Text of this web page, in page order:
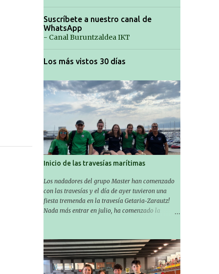
Suscríbete a nuestro canal de
WhatsApp
- Canal Buruntzaldea IKT
Los más vistos 30 días
Inicio de las travesías marítimas
Los nadadores del grupo Master han comenzado
con las travesías y el día de ayer tuvieron una
fiesta tremenda en la travesía Getaria-Zarautz!
Nada más entrar en julio, ha comenzado la
Masters de nuestro equipo! En esta ocasión han
empezado a participar más tarde, pero ya han
estado en tres citas y están muy contentos,
esperando la fecha de su próxima cita. Para